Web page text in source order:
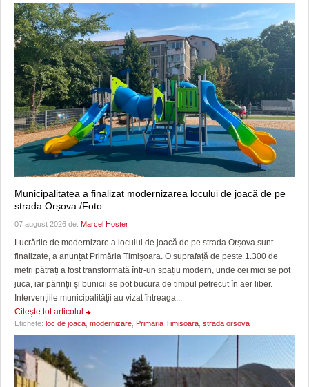
Municipalitatea a finalizat modernizarea locului de joacă de pe
strada Orșova /Foto
07 august 2026 de: Marcel Hoster
Lucrările de modernizare a locului de joacă de pe strada Orșova sunt
finalizate, a anunțat Primăria Timișoara. O suprafață de peste 1.300 de
metri pătrați a fost transformată într-un spațiu modern, unde cei mici se pot
juca, iar părinții și bunicii se pot bucura de timpul petrecut în aer liber.
Intervențiile municipalității au vizat întreaga...
Citeşte tot articolul
Etichete: loc de joaca modernizare Primaria Timisoara strada orsova